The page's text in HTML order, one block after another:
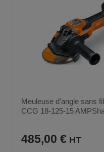
Meuleuse d'angle sans
CCG 18-125-15
485,00 €